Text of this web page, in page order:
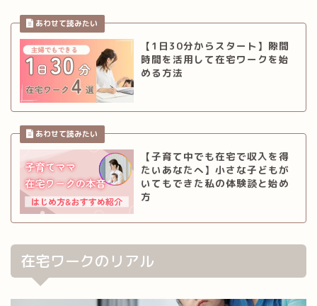
【1日30分からスタート】隙間
時間を活用して在宅ワークを始
める方法
【子育て中でも在宅で収入を得
たいあなたへ】小さな子どもが
いてもできた私の体験談と始め
方
在宅ワークのリアル